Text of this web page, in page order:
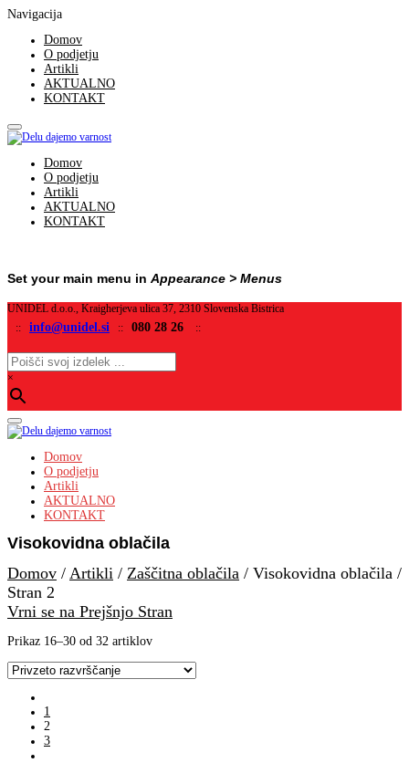
Navigacija
Domov
O podjetju
Artikli
AKTUALNO
KONTAKT
Domov
O podjetju
Artikli
AKTUALNO
KONTAKT
Set your main menu in Appearance > Menus
UNIDEL d.o.o., Kraigherjeva ulica 37, 2310 Slovenska Bistrica
:: info@unidel.si :: 080 28 26 ::
×
Domov
O podjetju
Artikli
AKTUALNO
KONTAKT
Visokovidna oblačila
Domov / Artikli / Zaščitna oblačila / Visokovidna oblačila /
Stran 2
Vrni se na Prejšnjo Stran
Prikaz 16–30 od 32 artiklov
1
2
3